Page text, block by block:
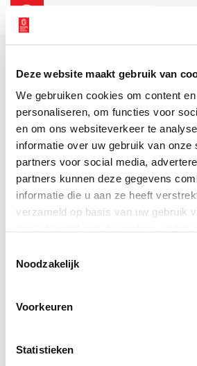
Deze website maakt gebruik van
We gebruiken cookies om content
personaliseren, om functies voor
en om ons websiteverkeer te
informatie over uw gebruik van onze
partners voor social media,
partners kunnen deze gegevens
informatie die u aan ze heeft
verzameld op basis van uw gebruik
Noodzakelijk
Voorkeuren
Statistieken